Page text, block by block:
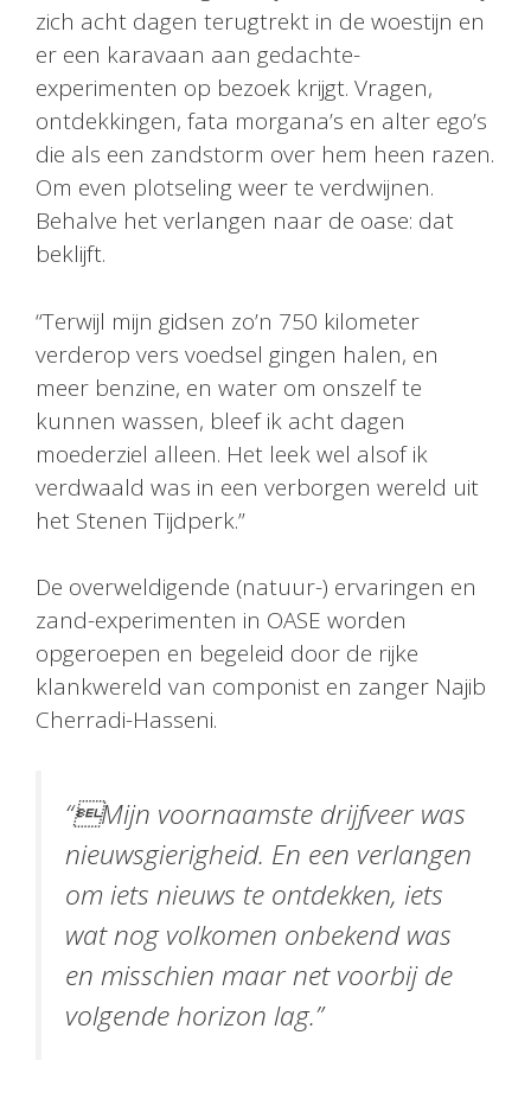
zich acht dagen terugtrekt in de woestijn en
er een karavaan aan gedachte-
experimenten op bezoek krijgt. Vragen,
ontdekkingen, fata morgana’s en alter ego’s
die als een zandstorm over hem heen razen.
Om even plotseling weer te verdwijnen.
Behalve het verlangen naar de oase: dat
beklijft.
“Terwijl mijn gidsen zo’n 750 kilometer
verderop vers voedsel gingen halen, en
meer benzine, en water om onszelf te
kunnen wassen, bleef ik acht dagen
moederziel alleen. Het leek wel alsof ik
verdwaald was in een verborgen wereld uit
het Stenen Tijdperk.”
De overweldigende (natuur-) ervaringen en
zand-experimenten in OASE worden
opgeroepen en begeleid door de rijke
klankwereld van componist en zanger Najib
Cherradi-Hasseni.
“Mijn voornaamste drijfveer was
nieuwsgierigheid. En een verlangen
om iets nieuws te ontdekken, iets
wat nog volkomen onbekend was
en misschien maar net voorbij de
volgende horizon lag.”